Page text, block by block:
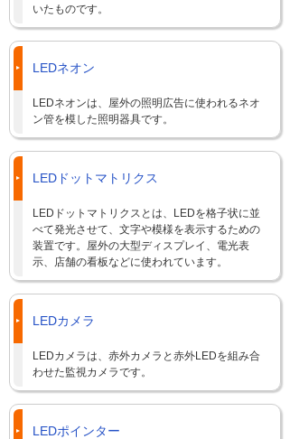
いたものです。
LEDネオン
LEDネオンは、屋外の照明広告に使われるネオ
ン管を模した照明器具です。
LEDドットマトリクス
LEDドットマトリクスとは、LEDを格子状に並
べて発光させて、文字や模様を表示するための
装置です。屋外の大型ディスプレイ、電光表
示、店舗の看板などに使われています。
LEDカメラ
LEDカメラは、赤外カメラと赤外LEDを組み合
わせた監視カメラです。
LEDポインター